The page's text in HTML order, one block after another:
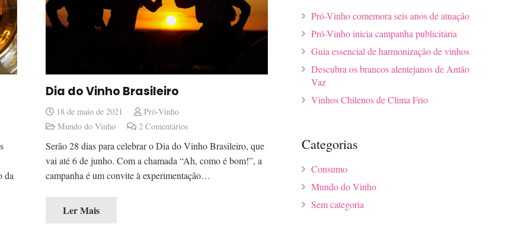
da
Dia do Vinho Brasileiro
18 de maio de 2021
Pró-Vinho
Mundo do Vinho
2Comentários
Serão 28 dias para celebrar o Dia do Vinho Brasileiro, que
vai até 6 de junho. Com a chamada “Ah, como é bom!”, a
campanha é um convite à experimentação…
Ler Mais
Pró-Vinho comemora seis anos de atuação
Pró-Vinho inicia campanha publicitária
Guia essencial de harmonização de vinhos
Descubra os brancos alentejanos de Antão
Vaz
Vinhos Chilenos de Clima Frio
Categorias
Consumo
Mundo do Vinho
Sem categoria